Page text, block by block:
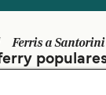
Ferris a Santorini